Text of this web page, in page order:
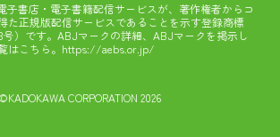
子書店・電子書籍配信サービスが、著作権者からコ
た正規版配信サービスであることを示す登録商標
号）です。ABJマークの詳細、ABJマークを掲示し
はこちら。 https://aebs.or.jp/
©KADOKAWA CORPORATION 2026